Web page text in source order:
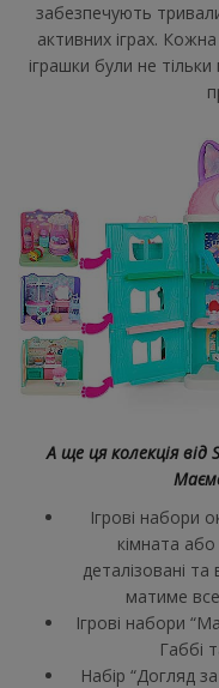
забезпечують
активних іграх.
іграшки були не
А ще ця колекція
Ігрові набори
кімната
деталізовані
матиме
Ігрові набори
Габбі
Набір “Догляд